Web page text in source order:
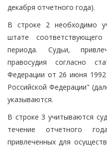
декабря отчетного года).
В строке 2 необходимо
штате
периода. Судьи,
правосудия согласно
Федерации от 26 июня
Российской Федерации"
указываются.
В строке 3 учитываются
течение отчетного
привлеченных для